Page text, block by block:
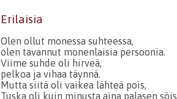
Erilaisia
Olen ollut monessa suhteessa,
olen tavannut monenlaisia persoonia.
Viime suhde oli hirveä,
pelkoa ja vihaa täynnä.
Mutta siitä oli vaikea lähteä pois,
Tuska oli kuin minusta aina palasen söis.